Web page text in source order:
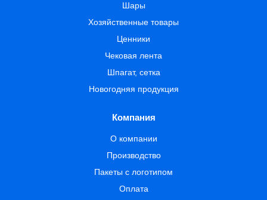
Шары
Хозяйственные товары
Ценники
Чековая лента
Шпагат, сетка
Новогодняя продукция
Компания
О компании
Производство
Пакеты с логотипом
Оплата